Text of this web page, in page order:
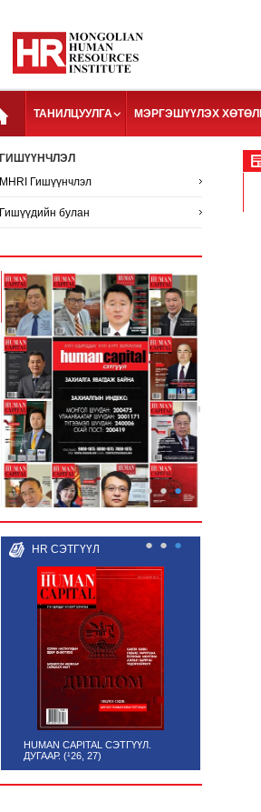
ТАНИЛЦУУЛГА МЭРГЭШҮҮЛЭХ
ГИШҮҮНЧЛЭЛ
MHRI Гишүүнчлэл
Гишүүдийн булан
● ● ●
HR СЭТГҮҮЛ
HUMAN CAPITAL СЭТГҮҮЛ.
ДУГААР. (¹26, 27)
● ● ●